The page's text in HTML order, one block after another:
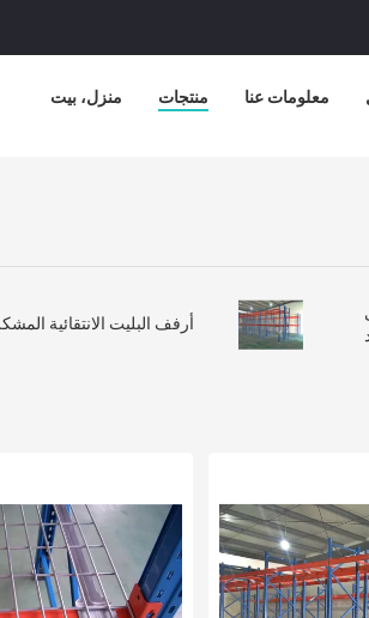
منزل، بيت منتجات معلومات عنا
أرفف البليت الانتقائية